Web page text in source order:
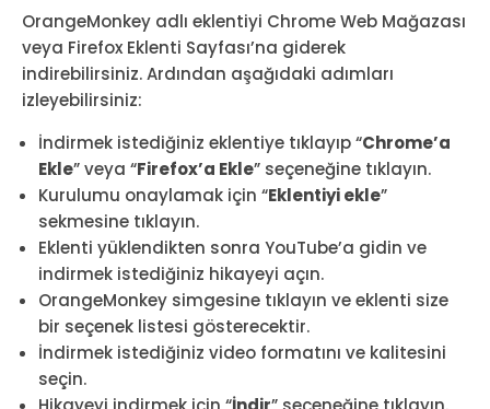
OrangeMonkey adlı eklentiyi Chrome Web Mağazası
veya Firefox Eklenti Sayfası’na giderek
indirebilirsiniz. Ardından aşağıdaki adımları
izleyebilirsiniz:
İndirmek istediğiniz eklentiye tıklayıp “Chrome’a
Ekle” veya “Firefox’a Ekle” seçeneğine tıklayın.
Kurulumu onaylamak için “Eklentiyi ekle”
sekmesine tıklayın.
Eklenti yüklendikten sonra YouTube’a gidin ve
indirmek istediğiniz hikayeyi açın.
OrangeMonkey simgesine tıklayın ve eklenti size
bir seçenek listesi gösterecektir.
İndirmek istediğiniz video formatını ve kalitesini
seçin.